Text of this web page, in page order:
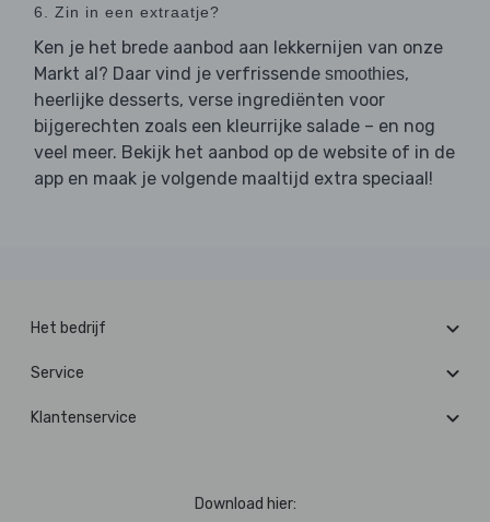
6. Zin in een extraatje?
Ken je het brede aanbod aan lekkernijen van onze
Markt al? Daar vind je verfrissende smoothies,
heerlijke desserts, verse ingrediënten voor
bijgerechten zoals een kleurrijke salade – en nog
veel meer. Bekijk het aanbod op de website of in de
app en maak je volgende maaltijd extra speciaal!
Het bedrijf
Service
Klantenservice
Download hier: